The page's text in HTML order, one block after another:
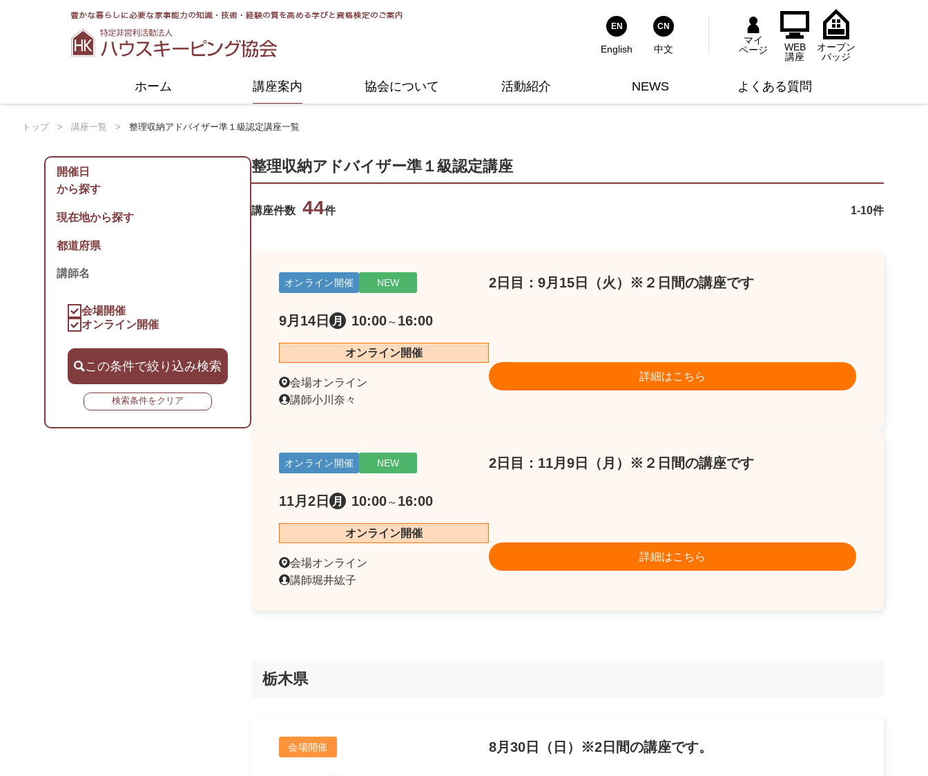
EN
English
CN
中文
マイ
ページ
WEB
講座
オープン
バッジ
ホーム 講座案内
整理収納アドバイザー準1級
協会について
シンプルスタイル大賞 公式YouTubeチャンネル
活動紹介
アドバイザーのご紹介 講師主催のセミナー情報
ハウスキーピング協会ライブラリー
NEWS よくある質問
1級1次試験について その他
問い合わせ対応用
トップ > 講座一覧 > 整理収納アドバイザー準１級認定講座一覧
開催日
から探す
現在地から探す
会場開催
オンライン開催
この条件で絞り込み検索
検索条件をクリア
整理収納アドバイザー準１級認定講座
講座件数 44件 1-10件
オンライン開催 NEW
9月14日 月 10:00～ 16:00
オンライン開催
会場オンライン
講師小川奈々
2日目：9月15日（火）※２日間の講座です
詳細はこちら
オンライン開催 NEW
11月2日 月 10:00～ 16:00
オンライン開催
会場オンライン
講師堀井紘子
2日目：11月9日（月）※２日間の講座です
詳細はこちら
栃木県
会場開催 8月30日（日）※2日間の講座です。